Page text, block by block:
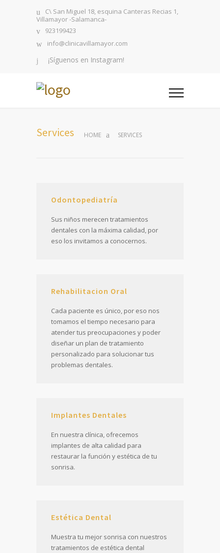
C\ San Miguel 18, esquina Canteras Recias 1,
Villamayor -Salamanca-
923199423
info@clinicavillamayor.com
¡Síguenos en Instagram!
Services HOME SERVICES
Odontopediatría
Sus niños merecen tratamientos
dentales con la máxima calidad, por
eso los invitamos a conocernos.
Rehabilitacion Oral
Cada paciente es único, por eso nos
tomamos el tiempo necesario para
atender tus preocupaciones y poder
diseñar un plan de tratamiento
personalizado para solucionar tus
problemas dentales.
Implantes Dentales
En nuestra clínica, ofrecemos
implantes de alta calidad para
restaurar la función y estética de tu
sonrisa.
Estética Dental
Muestra tu mejor sonrisa con nuestros
tratamientos de estética dental